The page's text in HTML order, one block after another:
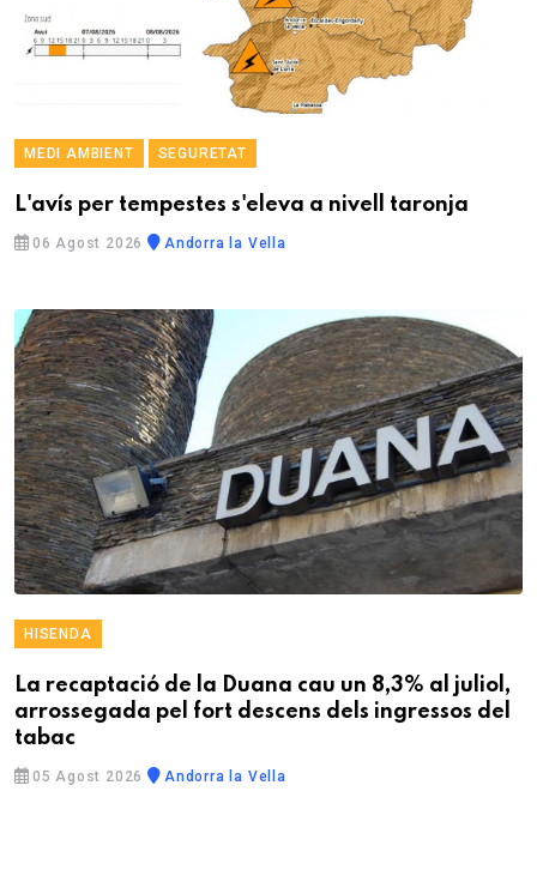
MEDI AMBIENT SEGURETAT
L'avís per tempestes s'eleva a nivell taronja
06 Agost 2026 Andorra la Vella
HISENDA
La recaptació de la Duana cau un 8,3% al juliol,
arrossegada pel fort descens dels ingressos del
tabac
05 Agost 2026 Andorra la Vella